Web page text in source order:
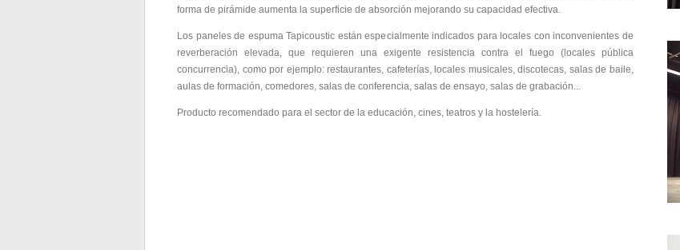
forma de pirámide aumenta la superficie de absorción mejorando su capacidad efectiva.
Los paneles de espuma Tapicoustic están especialmente indicados para locales con inconvenientes de
reverberación elevada, que requieren una exigente resistencia contra el fuego (locales pública
concurrencia), como por ejemplo: restaurantes, cafeterías, locales musicales, discotecas, salas de baile,
aulas de formación, comedores, salas de conferencia, salas de ensayo, salas de grabación...
Producto recomendado para el sector de la educación, cines, teatros y la hostelería.